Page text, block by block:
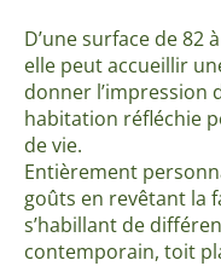
D’une surface de 82
elle peut accueillir
donner l’impression
habitation réfléchie
de vie.
Entièrement
goûts en revêtant la
s’habillant de
contemporain, toit